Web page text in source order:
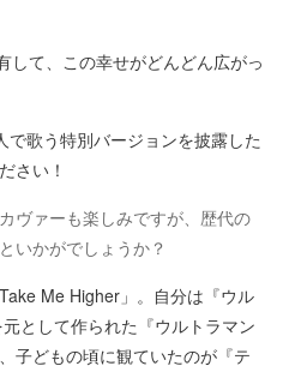
して、この幸せがどんどん広がっ
で歌う特別バージョンを披露した
さい！
ァーも楽しみですが、歴代の
いかがでしょうか？
Me Higher」。自分は『ウル
として作られた『ウルトラマン
子どもの頃に観ていたのが『テ